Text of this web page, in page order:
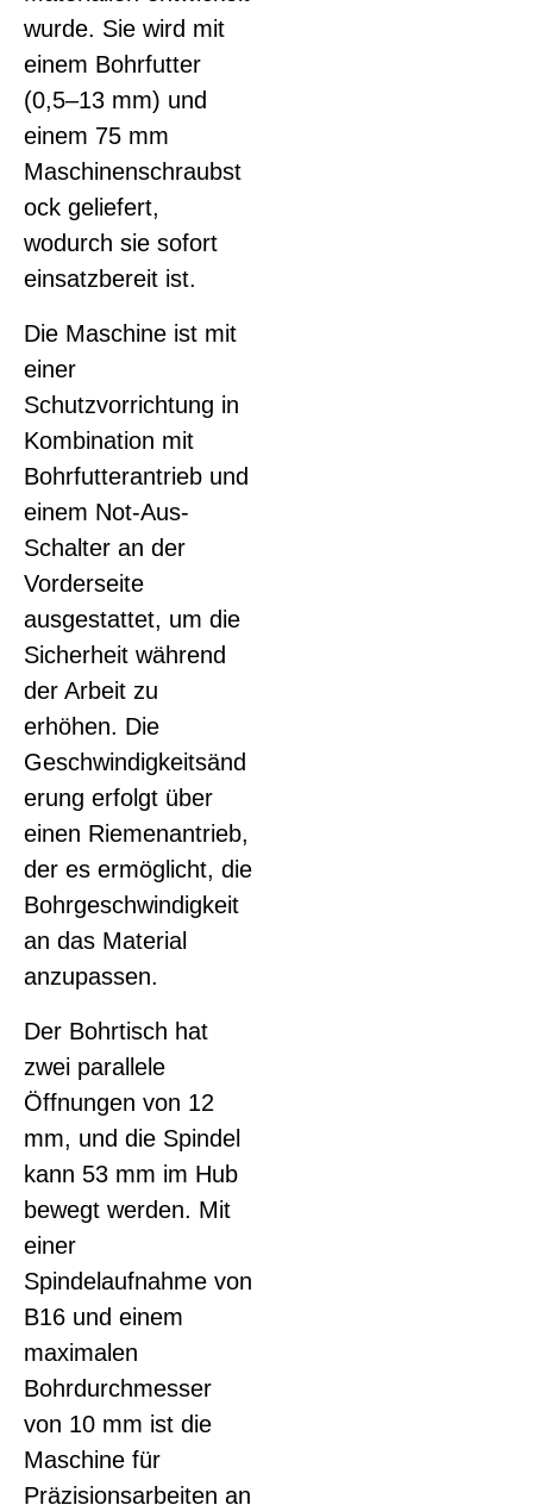
wurde. Sie wird mit
einem Bohrfutter
(0,5–13 mm) und
einem 75 mm
Maschinenschraubst
ock geliefert,
wodurch sie sofort
einsatzbereit ist.
Die Maschine ist mit
einer
Schutzvorrichtung in
Kombination mit
Bohrfutterantrieb und
einem Not-Aus-
Schalter an der
Vorderseite
ausgestattet, um die
Sicherheit während
der Arbeit zu
erhöhen. Die
Geschwindigkeitsänd
erung erfolgt über
einen Riemenantrieb,
der es ermöglicht, die
Bohrgeschwindigkeit
an das Material
anzupassen.
Der Bohrtisch hat
zwei parallele
Öffnungen von 12
mm, und die Spindel
kann 53 mm im Hub
bewegt werden. Mit
einer
Spindelaufnahme von
B16 und einem
maximalen
Bohrdurchmesser
von 10 mm ist die
Maschine für
Präzisionsarbeiten an